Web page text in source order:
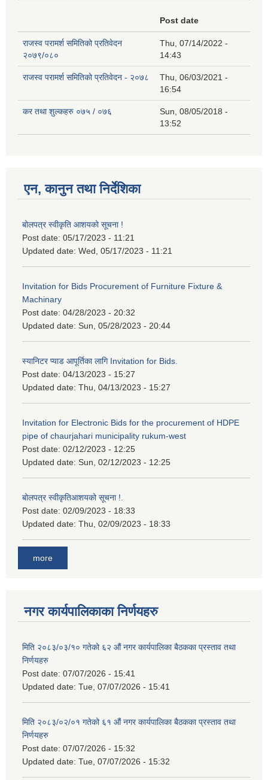
Post date
राजस्व परामर्श समितिको प्रतिवेदन
२०७९/०८०
Thu, 07/14/2022 -
14:43
राजस्व परामर्श समितिको प्रतिवेदन - २०७८
Thu, 06/03/2021 -
16:54
कर तथा शुल्कहरु ०७५ / ०७६
Sun, 08/05/2018 -
13:52
एन, कानुन तथा निर्देशिका
बोलपत्र स्वीकृति आशयको सूचना !
Post date: 05/17/2023 - 11:21
Updated date: Wed, 05/17/2023 - 11:21
Invitation for Bids Procurement of Furniture Fixture &
Machinary
Post date: 04/28/2023 - 20:32
Updated date: Sun, 05/28/2023 - 20:44
स्यानिटर प्याड आपूर्तिका लागि Invitation for Bids.
Post date: 04/13/2023 - 15:27
Updated date: Thu, 04/13/2023 - 15:27
Invitation for Electronic Bids for the procurement of HDPE
pipe of chaurjahari municipality rukum-west
Post date: 02/12/2023 - 12:25
Updated date: Sun, 02/12/2023 - 12:25
बोलपत्र स्वीकृतिआशयको सूचना !.
Post date: 02/09/2023 - 18:33
Updated date: Thu, 02/09/2023 - 18:33
more
नगर कार्यपालिकाका निर्णयहरु
मिति २०८३/०३/१० गतेको ६२ औं नगर कार्यपालिका बैठकका प्रस्ताव तथा
निर्णयहरु
Post date: 07/07/2026 - 15:41
Updated date: Tue, 07/07/2026 - 15:41
मिति २०८३/०२/०१ गतेको ६१ औं नगर कार्यपालिका बैठकका प्रस्ताव तथा
निर्णयहरु
Post date: 07/07/2026 - 15:32
Updated date: Tue, 07/07/2026 - 15:32